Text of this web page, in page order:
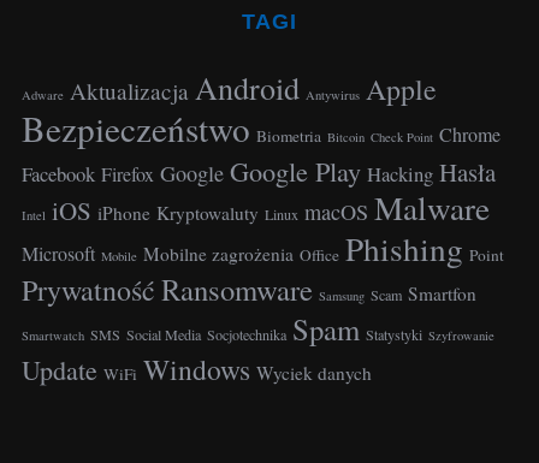
TAGI
Adware Aktualizacja Android Antywirus Apple
Bezpieczeństwo Biometria Bitcoin Check Point Chrome
Facebook Firefox Google Google Play Hacking Hasła
Intel iOS iPhone Kryptowaluty Linux macOS Malware
Microsoft Mobile Mobilne zagrożenia Office Phishing Point
PrywatnośćRansomware Samsung Scam Smartfon
Smartwatch SMS Social Media Socjotechnika Spam Statystyki Szyfrowanie
Update WiFi Windows Wyciek danych
S
e
r
c
f
o
: